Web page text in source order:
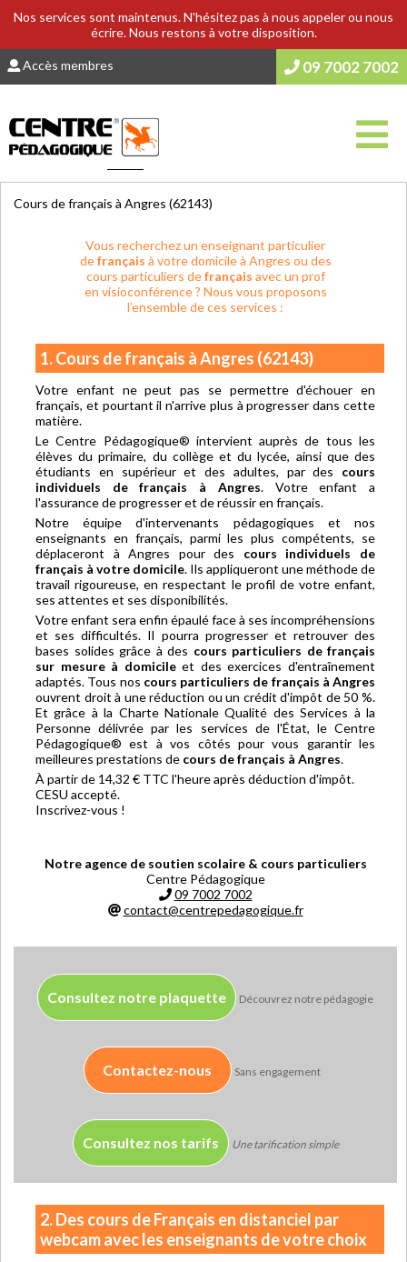
Nos services sont maintenus. N'hésitez pas à nous appeler ou nous
écrire. Nous restons à votre disposition.
Accès membres 09 7002 7002
Cours de français à Angres (62143)
Vous recherchez un enseignant particulier
defrançais à votre domicile à Angres ou des
cours particuliers defrançais avec un prof
en visioconférence ? Nous vous proposons
l’ensemble de ces services :
1. Cours de français à Angres (62143)
Votre enfant ne peut pas se permettre d'échouer en
français, et pourtant il n'arrive plus à progresser dans cette
matière.
Le Centre Pédagogique® intervient auprès de tous les
élèves du primaire, du collège et du lycée, ainsi que des
étudiants en supérieur et des adultes, par des cours
individuels de français à Angres. Votre enfant a
l'assurance de progresser et de réussir en français.
Notre équipe d'intervenants pédagogiques et nos
enseignants en français, parmi les plus compétents, se
déplaceront à Angres pour des cours individuels de
français à votre domicile. Ils appliqueront une méthode de
travail rigoureuse, en respectant le profil de votre enfant,
ses attentes et ses disponibilités.
Votre enfant sera enfin épaulé face à ses incompréhensions
et ses difficultés. Il pourra progresser et retrouver des
bases solides grâce à des cours particuliers de français
sur mesure à domicileet des exercices d'entraînement
adaptés. Tous nos cours particuliers de français à Angres
ouvrent droit à une réduction ou un crédit d'impôt de 50 %.
Et grâce à la Charte Nationale Qualité des Services à la
Personne délivrée par les services de l'État, le Centre
Pédagogique® est à vos côtés pour vous garantir les
meilleures prestations de cours de français à Angres.
À partir de 14,32 € TTC l'heure après déduction d'impôt.
CESU accepté.
Inscrivez-vous !
Notre agence de soutien scolaire & cours particuliers
Centre Pédagogique
09 7002 7002
contact@centrepedagogique.fr
Consultez notre plaquette Découvrez notre pédagogie
Contactez-nous Sans engagement
Consultez nos tarifs Une tarification simple
2. Des cours de Français en distanciel par
webcam avec les enseignants de votre choix